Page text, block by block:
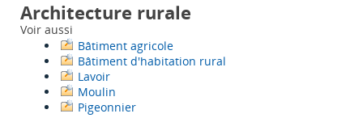
Architecture rurale
Voir aussi
Bâtiment agricole
Bâtiment d'habitation rural
Lavoir
Moulin
Pigeonnier